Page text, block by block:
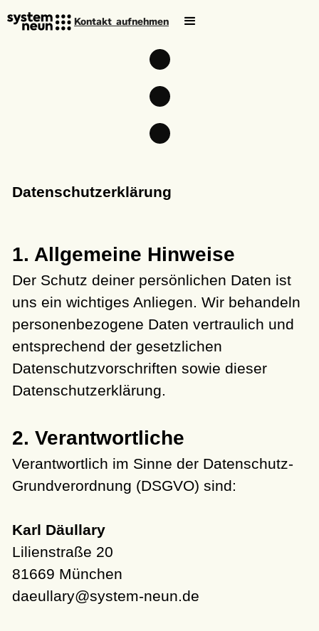
Kontakt aufnehmen
Datenschutzerklärung
1. Allgemeine Hinweise
Der Schutz deiner persönlichen Daten ist
uns ein wichtiges Anliegen. Wir behandeln
personenbezogene Daten vertraulich und
entsprechend der gesetzlichen
Datenschutzvorschriften sowie dieser
Datenschutzerklärung.
2. Verantwortliche
Verantwortlich im Sinne der Datenschutz-
Grundverordnung (DSGVO) sind:
Karl Däullary
Lilienstraße 20
81669 München
daeullary@system-neun.de